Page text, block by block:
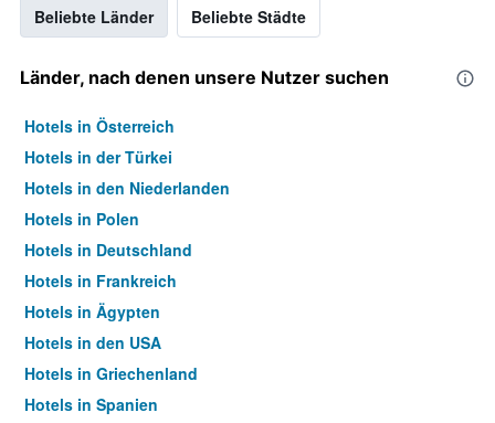
Beliebte Länder Beliebte Städte
Länder, nach denen unsere Nutzer suchen
Hotels in Österreich
Hotels in der Türkei
Hotels in den Niederlanden
Hotels in Polen
Hotels in Deutschland
Hotels in Frankreich
Hotels in Ägypten
Hotels in den USA
Hotels in Griechenland
Hotels in Spanien